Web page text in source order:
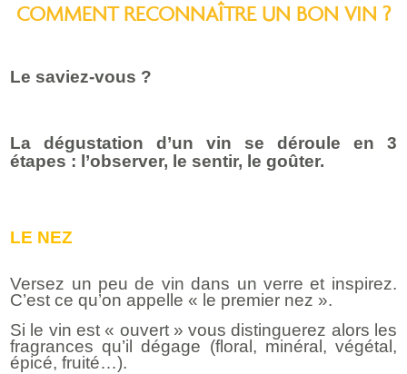
COMMENT RECONNAÎTRE UN BON VIN ?
Le saviez-vous ?
La dégustation d’un vin se déroule en 3
étapes : l’observer, le sentir, le goûter.
LE NEZ
Versez un peu de vin dans un verre et inspirez.
C’est ce qu’on appelle « le premier nez ».
Si le vin est « ouvert » vous distinguerez alors les
fragrances qu’il dégage (floral, minéral, végétal,
épicé, fruité…).